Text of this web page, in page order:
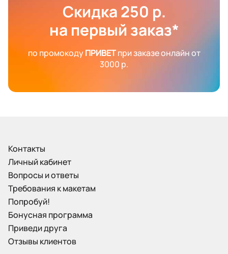
Скидка 250 р.
на первый заказ*
по промокодуПРИВЕТпри заказе онлайн от
3000 р.
Контакты
Личный кабинет
Вопросы и ответы
Требования к макетам
Попробуй!
Бонусная программа
Приведи друга
Отзывы клиентов